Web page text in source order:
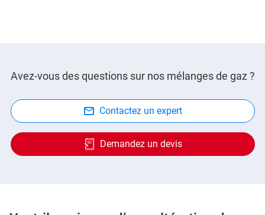
Avez-vous des questions sur nos mélanges de gaz ?
Contactez un expert
Demandez un devis